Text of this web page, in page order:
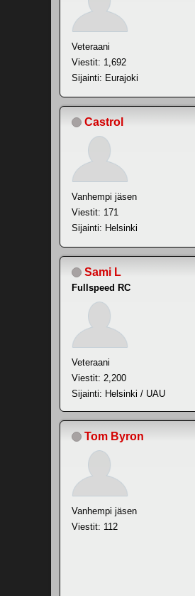
Veteraani
Viestit: 1,692
Sijainti: Eurajoki
Castrol
Vanhempi jäsen
Viestit: 171
Sijainti: Helsinki
Sami L
Fullspeed RC
Veteraani
Viestit: 2,200
Sijainti: Helsinki / UAU
Tom Byron
Vanhempi jäsen
Viestit: 112